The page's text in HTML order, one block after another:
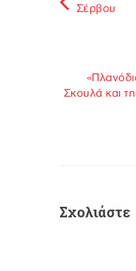
Σέρβου
Σκουλά και
Σχολιάστε